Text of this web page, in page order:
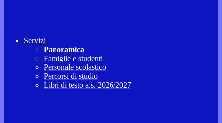
Servizi
Panoramica
Famiglie e studenti
Personale scolastico
Percorsi di studio
Libri di testo a.s. 2026/2027